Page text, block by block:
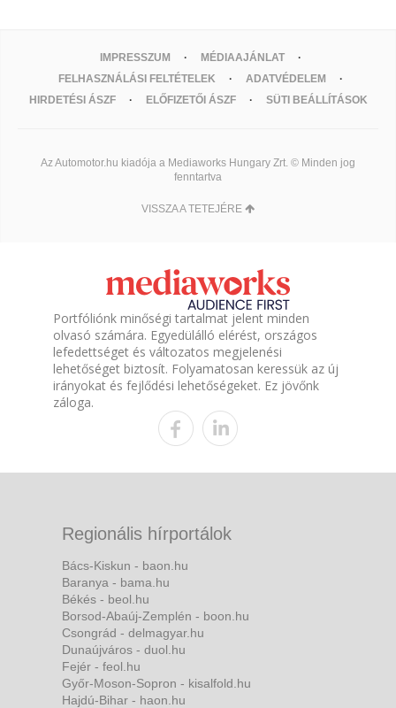
IMPRESSZUM
MÉDIAAJÁNLAT
FELHASZNÁLÁSI FELTÉTELEK
ADATVÉDELEM
HIRDETÉSI ÁSZF
ELŐFIZETŐI ÁSZF SÜTI BEÁLLÍTÁSOK
Az Automotor.hu kiadója a Mediaworks Hungary Zrt. © Minden jog
fenntartva
VISSZA A TETEJÉRE
Portfóliónk minőségi tartalmat jelent minden
olvasó számára. Egyedülálló elérést, országos
lefedettséget és változatos megjelenési
lehetőséget biztosít. Folyamatosan keressük az új
irányokat és fejlődési lehetőségeket. Ez jövőnk
záloga.
Regionális hírportálok
Bács-Kiskun - baon.hu
Baranya - bama.hu
Békés - beol.hu
Borsod-Abaúj-Zemplén - boon.hu
Csongrád - delmagyar.hu
Dunaújváros - duol.hu
Fejér - feol.hu
Győr-Moson-Sopron - kisalfold.hu
Hajdú-Bihar - haon.hu